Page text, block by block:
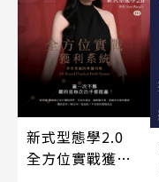
新式型態學2.0
全方位實戰獲利